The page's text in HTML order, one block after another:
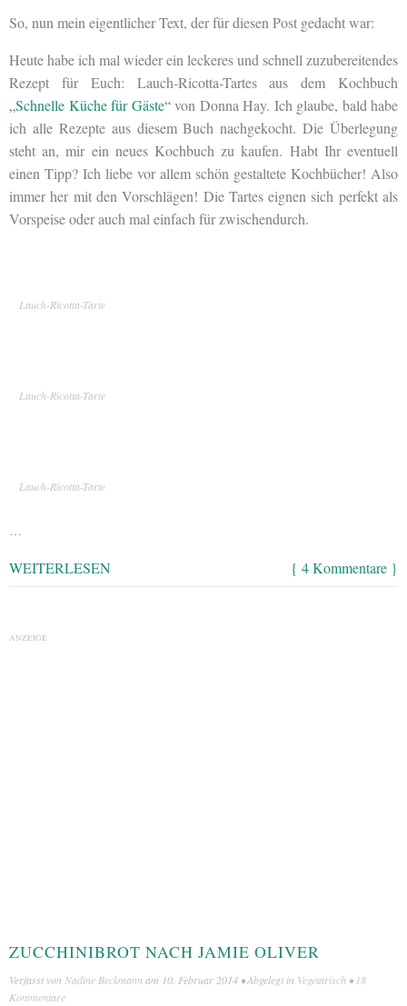
So, nun mein eigentlicher Text, der für diesen Post gedacht war:
Heute habe ich mal wieder ein leckeres und schnell zuzubereitendes
Rezept für Euch: Lauch-Ricotta-Tartes aus dem Kochbuch
„Schnelle Küche für Gäste“von Donna Hay. Ich glaube, bald habe
ich alle Rezepte aus diesem Buch nachgekocht. Die Überlegung
steht an, mir ein neues Kochbuch zu kaufen. Habt Ihr eventuell
einen Tipp? Ich liebe vor allem schön gestaltete Kochbücher! Also
immer her mit den Vorschlägen! Die Tartes eignen sich perfekt als
Vorspeise oder auch mal einfach für zwischendurch.
Lauch-Ricotta-Tarte
Lauch-Ricotta-Tarte
Lauch-Ricotta-Tarte
…
WEITERLESEN { 4 Kommentare }
ANZEIGE
ZUCCHINIBROT NACH JAMIE OLIVER
Verfasst von Nadine Beckmann am 10. Februar 2014 • Abgelegt in Vegetarisch •18
Kommentare